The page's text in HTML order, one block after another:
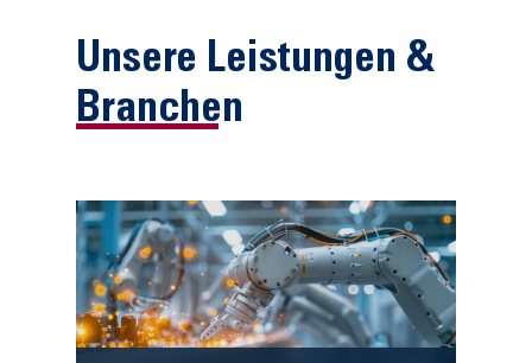
Unsere Leistungen &
Branchen